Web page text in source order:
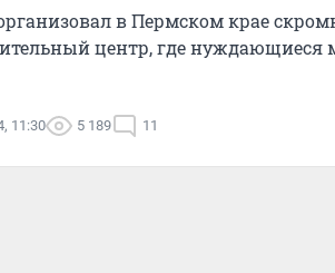
в Пермском крае
центр, где нуждающиеся
11:30 5 189 11